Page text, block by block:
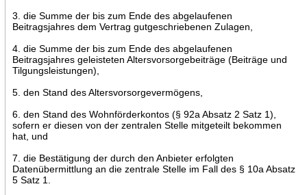
3. die Summe der bis zum Ende des abgelaufenen
Beitragsjahres dem Vertrag gutgeschriebenen Zulagen,
4. die Summe der bis zum Ende des abgelaufenen
Beitragsjahres geleisteten Altersvorsorgebeiträge (Beiträge und
Tilgungsleistungen),
5. den Stand des Altersvorsorgevermögens,
6. den Stand des Wohnförderkontos (§ 92a Absatz 2 Satz 1),
sofern er diesen von der zentralen Stelle mitgeteilt bekommen
hat, und
7. die Bestätigung der durch den Anbieter erfolgten
Datenübermittlung an die zentrale Stelle im Fall des § 10a Absatz
5 Satz 1.